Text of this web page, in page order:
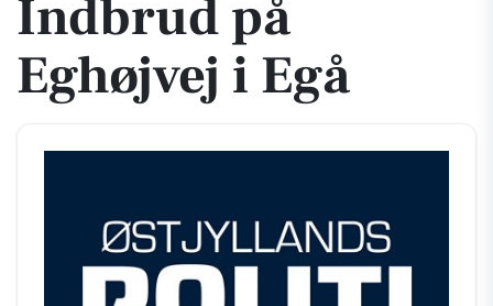
Indbrud på
Eghøjvej i Egå